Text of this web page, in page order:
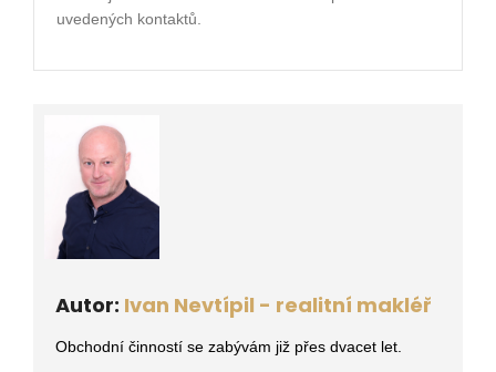
uvedených kontaktů.
Autor: Ivan Nevtípil - realitní makléř
Obchodní činností se zabývám již přes dvacet let.